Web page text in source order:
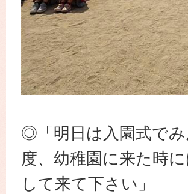
◎「明日は入園式で
度、幼稚園に来た時
して来て下さい」